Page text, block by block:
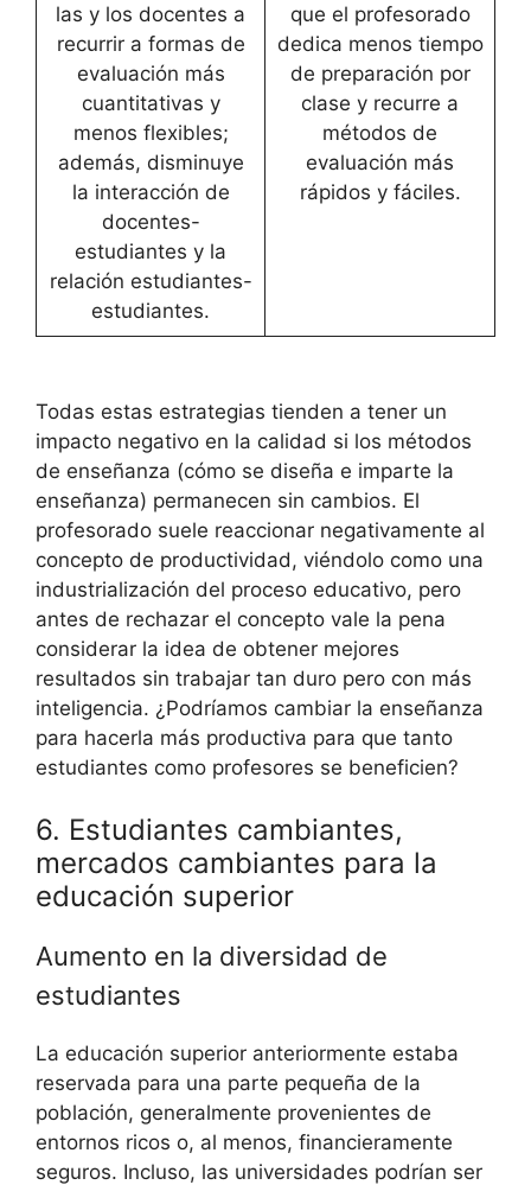
las y los docentes a
recurrir a formas de
evaluación más
cuantitativas y
menos flexibles;
además, disminuye
la interacción de
docentes-
estudiantes y la
relación estudiantes-
estudiantes.
que el profesorado
dedica menos tiempo
de preparación por
clase y recurre a
métodos de
evaluación más
rápidos y fáciles.
Todas estas estrategias tienden a tener un
impacto negativo en la calidad si los métodos
de enseñanza (cómo se diseña e imparte la
enseñanza) permanecen sin cambios. El
profesorado suele reaccionar negativamente al
concepto de productividad, viéndolo como una
industrialización del proceso educativo, pero
antes de rechazar el concepto vale la pena
considerar la idea de obtener mejores
resultados sin trabajar tan duro pero con más
inteligencia. ¿Podríamos cambiar la enseñanza
para hacerla más productiva para que tanto
estudiantes como profesores se beneficien?
6. Estudiantes cambiantes,
mercados cambiantes para la
educación superior
Aumento en la diversidad de
estudiantes
La educación superior anteriormente estaba
reservada para una parte pequeña de la
población, generalmente provenientes de
entornos ricos o, al menos, financieramente
seguros. Incluso, las universidades podrían ser